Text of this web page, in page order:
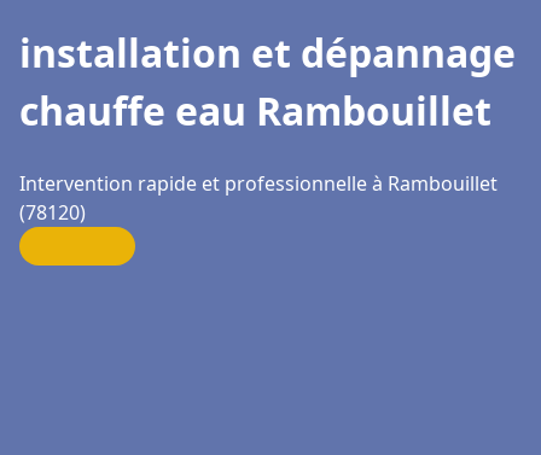
installation et dépannage
chauffe eau Rambouillet
Intervention rapide et professionnelle à Rambouillet
(78120)